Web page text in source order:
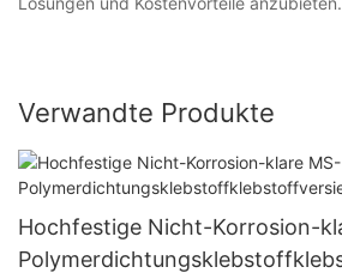
Verwandte Produkte
Hochfestige Nicht-Korrosion-